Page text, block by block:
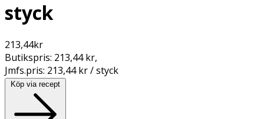
styck
213,44kr
Butikspris: 213,44 kr,
Jmfs.pris: 213,44 kr / styck
Köp via recept